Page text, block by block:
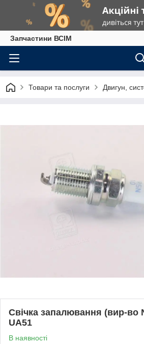
Запчастини ВСІМ
Товари та послуги Двигун,
Свічка запалювання (вир-во
UA51
В наявності